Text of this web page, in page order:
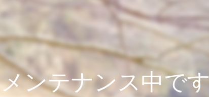
メンテナンス中です